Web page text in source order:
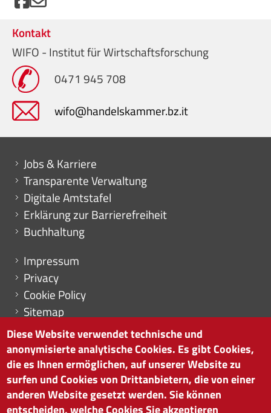
Kontakt
WIFO - Institut für Wirtschaftsforschung
0471 945 708
wifo@handelskammer.bz.it
Mini menu di servizio
Jobs & Karriere
Transparente Verwaltung
Digitale Amtstafel
Erklärung zur Barrierefreiheit
Buchhaltung
Menu footer
Impressum
Privacy
Cookie Policy
Sitemap
Cookie-Einstellungen
HANDELSKAMMER BOZEN
Südtiroler Straße 60 | I-39100 Bozen
Diese Website verwendet technische und
anonymisierte analytische Cookies. Es gibt Cookies,
die es Ihnen ermöglichen, auf unserer Website zu
surfen und Cookies von Drittanbietern, die von einer
anderen Website gesetzt werden. Sie können
entscheiden, welche Cookies Sie akzeptieren